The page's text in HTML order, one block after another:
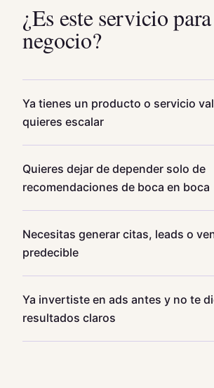
¿Es este servicio
negocio?
Ya tienes un producto o servicio
quieres escalar
Quieres dejar de depender solo de
recomendaciones de boca en boca
Necesitas generar citas, leads o
predecible
Ya invertiste en ads antes y no te
resultados claros